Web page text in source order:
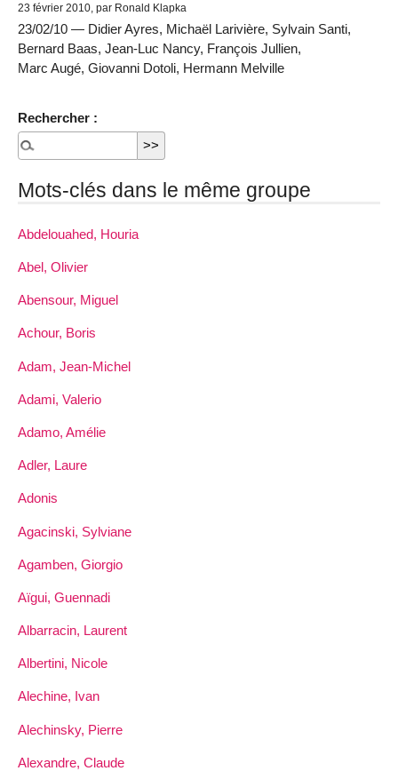
23 février 2010, par Ronald Klapka
23/02/10 — Didier Ayres, Michaël Larivière, Sylvain Santi,
Bernard Baas, Jean-Luc Nancy, François Jullien,
Marc Augé, Giovanni Dotoli, Hermann Melville
Rechercher :
Mots-clés dans le même groupe
Abdelouahed, Houria
Abel, Olivier
Abensour, Miguel
Achour, Boris
Adam, Jean-Michel
Adami, Valerio
Adamo, Amélie
Adler, Laure
Adonis
Agacinski, Sylviane
Agamben, Giorgio
Aïgui, Guennadi
Albarracin, Laurent
Albertini, Nicole
Alechine, Ivan
Alechinsky, Pierre
Alexandre, Claude